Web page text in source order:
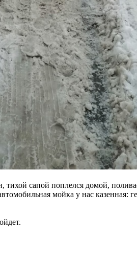
тихой сапой поплелся домой,
мойка у нас